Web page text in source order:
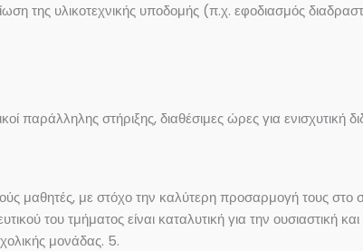
της υλικοτεχνικής υποδομής (π.χ. εφοδιασμός
παράλληλης στήριξης, διαθέσιμες ώρες για ενισχυτική
μαθητές, με στόχο την καλύτερη προσαρμογή τους στο
του τμήματος είναι καταλυτική για την ουσιαστική
μονάδας. 5.